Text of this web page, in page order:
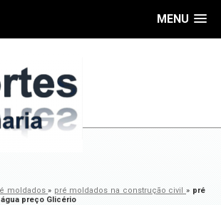
MENU
moldados» pré moldados na construção civil» pré
preço Glicério